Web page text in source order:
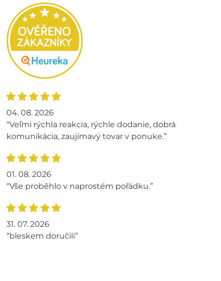
04. 08. 2026
“Veľmi rýchla reakcia, rýchle dodanie, dobrá
komunikácia, zaujímavý tovar v ponuke.”
01. 08. 2026
“Vše proběhlo v naprostém pořádku.”
31. 07. 2026
“bleskem doručili”